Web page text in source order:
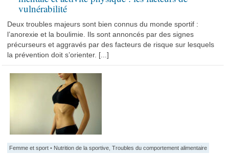
vulnérabilité
Deux troubles majeurs sont bien connus du monde sportif :
l’anorexie et la boulimie. Ils sont annoncés par des signes
précurseurs et aggravés par des facteurs de risque sur lesquels
la prévention doit s’orienter. [...]
Femme et sport • Nutrition de la sportive ,Troubles du comportement alimentaire